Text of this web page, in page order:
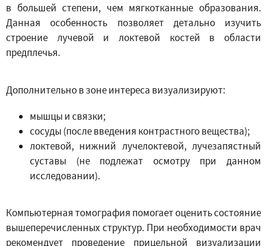
в большей степени, чем мягкотканные образования.
Данная особенность позволяет детально изучить
строение лучевой и локтевой костей в области
предплечья.
Дополнительно в зоне интереса визуализируют:
мышцы и связки;
сосуды (после введения контрастного вещества);
локтевой, нижний лучелоктевой, лучезапястный
суставы (не подлежат осмотру при данном
исследовании).
Компьютерная томография помогает оценить состояние
вышеперечисленных структур. При необходимости врач
рекомендует проведение прицельной визуализации